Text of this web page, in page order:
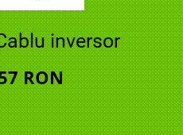
inversor
RON